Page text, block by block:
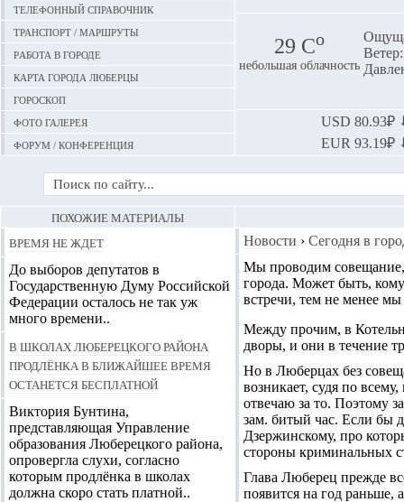
Телефонный справочник
Транспорт / маршруты
Работа в городе
Карта города Люберцы
Гороскоп
Фото галерея
Форум / конференция
29 Сo
небольшая облачность
USD 80.93₽
EUR 93.19₽
Новости › Сегодня в
Мы проводим совещание,
города. Может быть,
встречи, тем не менее
Между прочим, в
дворы, и они в течение
Но в Люберцах без
возникает, судя по
отвечаю за то. Поэтому
зам. битый час. Если бы
Дзержинскому, про
стороны криминальных
Глава Люберец прежде
появится на год раньше,
ПОХОЖИЕ МАТЕРИАЛЫ
Время не ждет
До выборов депутатов в
Государственную Думу Российской
Федерации осталось не так уж
много времени..
В школах Люберецкого района
продлёнка в ближайшее время
останется бесплатной
Виктория Бунтина,
представляющая Управление
образования Люберецкого района,
опровергла слухи, согласно
которым продлёнка в школах
должна скоро стать платной..